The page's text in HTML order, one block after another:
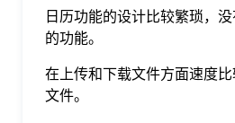
日历功能的设计比较繁琐，
的功能。
在上传和下载文件方面速度
文件。